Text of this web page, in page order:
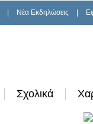
Νέα Εκδηλώσεις
Σχολικά